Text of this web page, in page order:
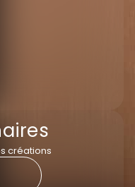
créations